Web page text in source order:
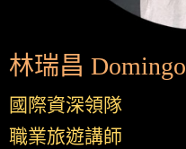
林瑞昌 Domingo
國際資深領隊
職業旅遊講師